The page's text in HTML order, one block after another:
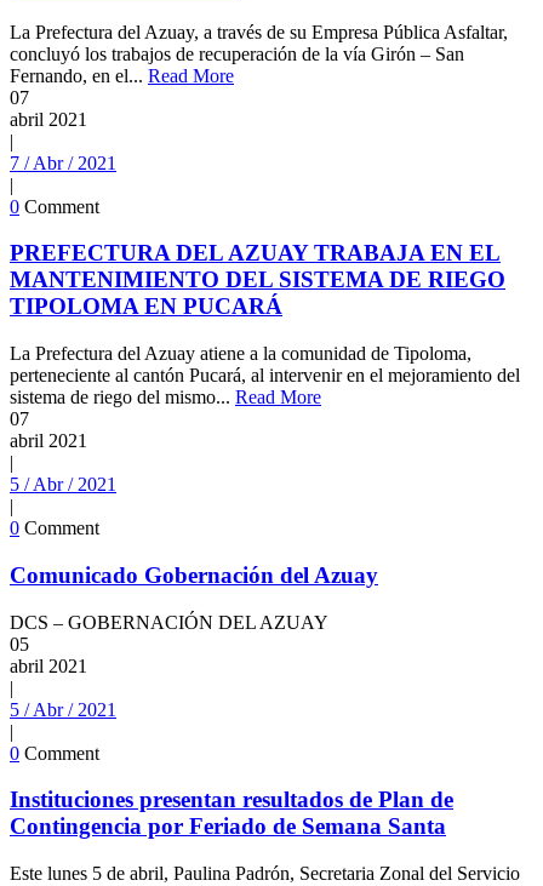
La Prefectura del Azuay, a través de su Empresa Pública Asfaltar,
concluyó los trabajos de recuperación de la vía Girón – San
Fernando, en el... Read More
07
abril 2021
|
7 / Abr / 2021
|
0 Comment
PREFECTURA DEL AZUAY TRABAJA EN EL
MANTENIMIENTO DEL SISTEMA DE RIEGO
TIPOLOMA EN PUCARÁ
La Prefectura del Azuay atiene a la comunidad de Tipoloma,
perteneciente al cantón Pucará, al intervenir en el mejoramiento del
sistema de riego del mismo... Read More
07
abril 2021
|
5 / Abr / 2021
|
0 Comment
Comunicado Gobernación del Azuay
DCS – GOBERNACIÓN DEL AZUAY
05
abril 2021
|
5 / Abr / 2021
|
0 Comment
Instituciones presentan resultados de Plan de
Contingencia por Feriado de Semana Santa
Este lunes 5 de abril, Paulina Padrón, Secretaria Zonal del Servicio